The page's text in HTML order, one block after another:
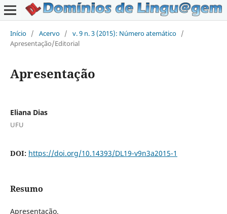
Início / Acervo / v. 9 n. 3 (2015): Número atemático /
Apresentação/Editorial
Apresentação
Eliana Dias
UFU
DOI: https://doi.org/10.14393/DL19-v9n3a2015-1
Resumo
Apresentação.